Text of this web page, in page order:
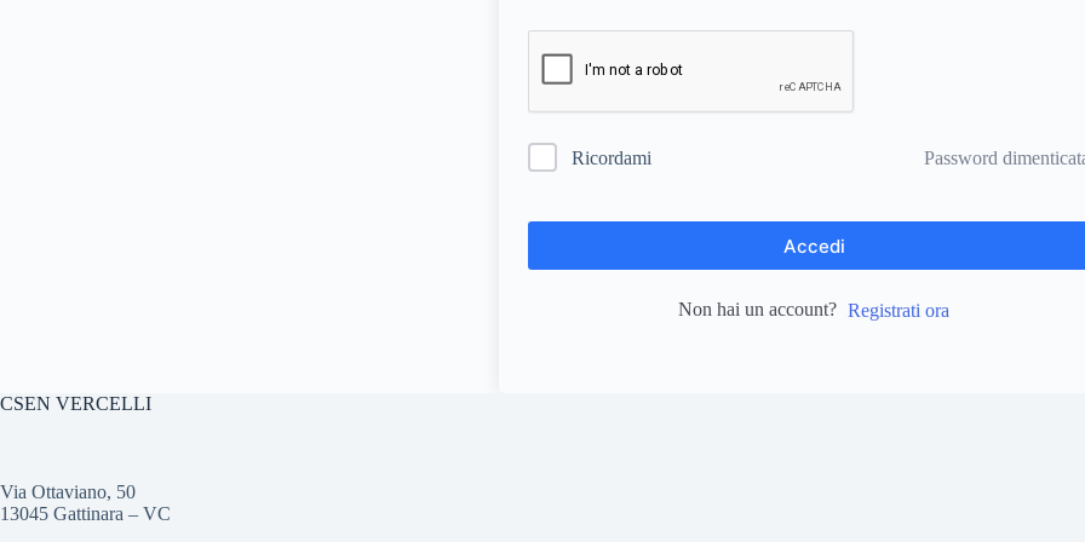
Ricordami Password
Accedi
Non hai un account? Registrati ora
CSEN VERCELLI
Via Ottaviano, 50
13045 Gattinara – VC